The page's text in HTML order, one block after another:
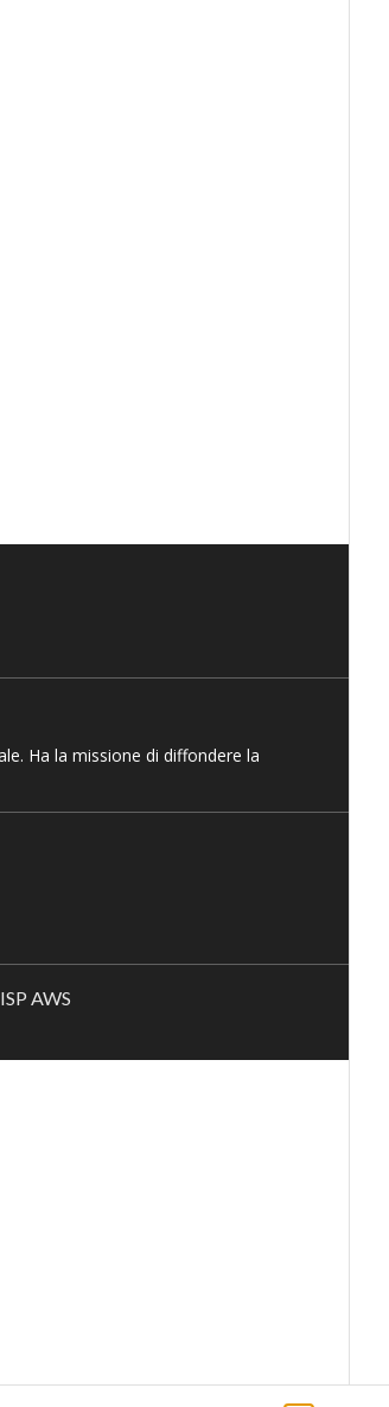
Ha la missione di diffondere la
AWS